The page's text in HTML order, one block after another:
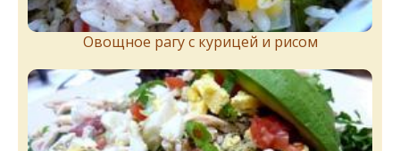
Овощное рагу с курицей и рисом